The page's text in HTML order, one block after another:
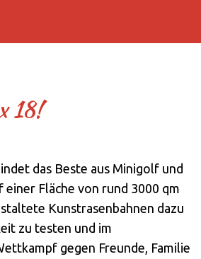
18!
das Beste aus Minigolf und
einer Fläche von rund 3000 qm
Kunstrasenbahnen dazu
zu testen und im
gegen Freunde, Familie